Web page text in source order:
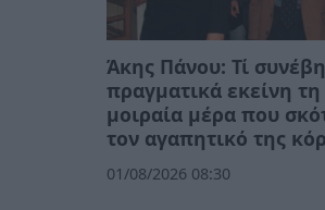
Άκης Πάνου: Τί συνέβη
πραγματικά εκείνη τη
μοιραία μέρα που
τον αγαπητικό της
01/08/2026 08:30